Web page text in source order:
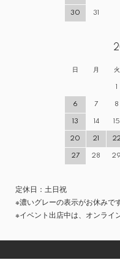
30 31
日 月 火
1
6 7 8
13 14 15
20 21 22
27 28 29
定休日：土日祝
※濃いグレーの表示がお休みです
※イベント出店中は、オンライ